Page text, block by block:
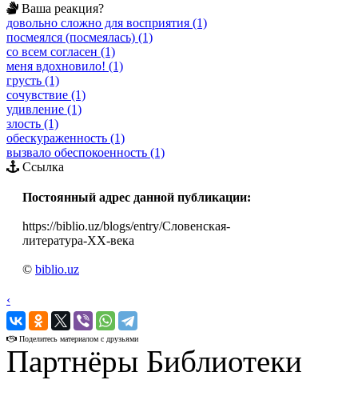
Ваша реакция?
довольно сложно для восприятия (1)
посмеялся (посмеялась) (1)
со всем согласен (1)
меня вдохновило! (1)
грусть (1)
сочувствие (1)
удивление (1)
злость (1)
обескураженность (1)
вызвало обеспокоенность (1)
Ссылка
Постоянный адрес данной публикации:
https://biblio.uz/blogs/entry/Словенская-
литература-XX-века
© biblio.uz
‹
›
Поделитесь материалом с друзьями
Партнёры Библиотеки